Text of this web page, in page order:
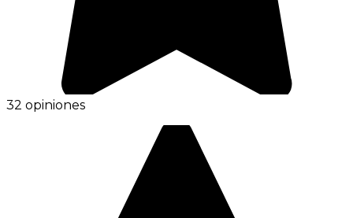
32 opiniones